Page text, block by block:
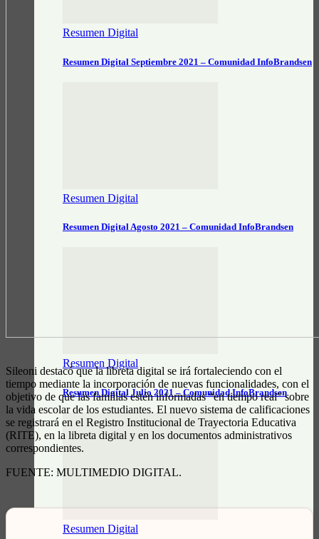
Resumen Digital
Resumen Digital Septiembre 2021 – Comunidad InfoBrandsen
Resumen Digital
Resumen Digital Agosto 2021 – Comunidad InfoBrandsen
Resumen Digital
Resumen Digital Julio 2021 – Comunidad InfoBrandsen
Resumen Digital
Sileoni destacó que la libreta digital se irá fortaleciendo con el
tiempo mediante la incorporación de nuevas funcionalidades, con el
objetivo de que las familias estén informadas “en tiempo real” sobre
la vida escolar de los estudiantes. El nuevo sistema de calificaciones
se registrará en el Registro Institucional de Trayectoria Educativa
(RITE), en la libreta digital y en los documentos administrativos
correspondientes.
FUENTE: MULTIMEDIO DIGITAL.